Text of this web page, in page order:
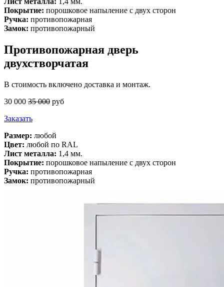
Покрытие: порошковое напыление с двух сторон
Ручка: противопожарная
Замок: противопожарный
Противопожарная дверь
двухстворчатая
В стоимость включено доставка и монтаж.
30 000 35 000 руб
Заказать
Размер: любой
Цвет: любой по RAL
Лист металла: 1,4 мм.
Покрытие: порошковое напыление с двух сторон
Ручка: противопожарная
Замок: противопожарный